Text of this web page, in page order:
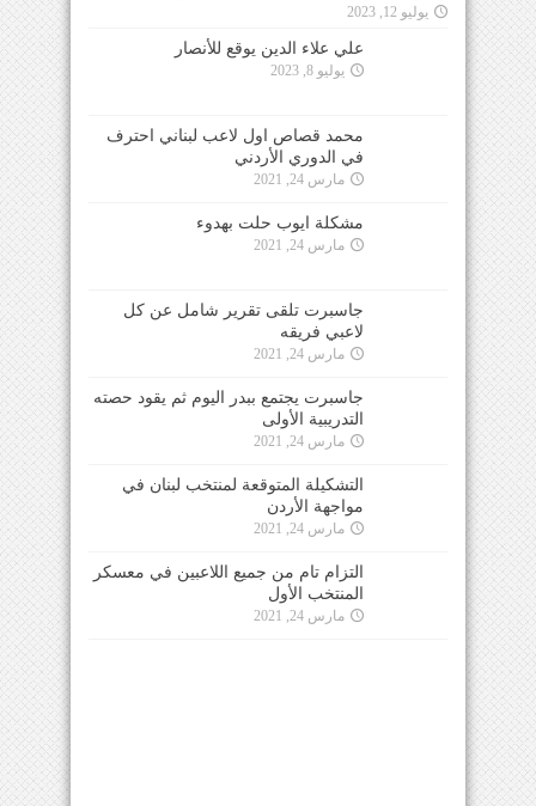
يوليو 12, 2023
علي علاء الدين يوقع للأنصار
يوليو 8, 2023
محمد قصاص اول لاعب لبناني احترف
في الدوري الأردني
مارس 24, 2021
مشكلة ايوب حلت بهدوء
مارس 24, 2021
جاسبرت تلقى تقرير شامل عن كل
لاعبي فريقه
مارس 24, 2021
جاسبرت يجتمع ببدر اليوم ثم يقود حصته
التدريبية الأولى
مارس 24, 2021
التشكيلة المتوقعة لمنتخب لبنان في
مواجهة الأردن
مارس 24, 2021
التزام تام من جميع اللاعبين في معسكر
المنتخب الأول
مارس 24, 2021